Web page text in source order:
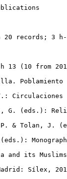
20 records; 3
13 (10 from
(eds.):
Tolan, J.
and its
Sílex,